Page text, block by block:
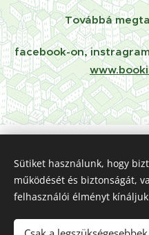
Továbbá
facebook-on,
+36
+36
Sütiket használunk, hogy
működését és biztonságát,
felhasználói élményt